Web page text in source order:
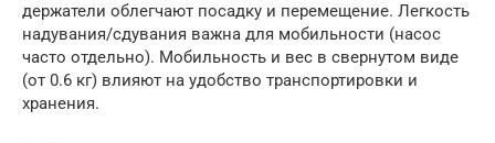
держатели облегчают посадку и перемещение. Легкость
надувания/сдувания важна для мобильности (насос
часто отдельно). Мобильность и вес в свернутом виде
(от 0.6 кг) влияют на удобство транспортировки и
хранения.